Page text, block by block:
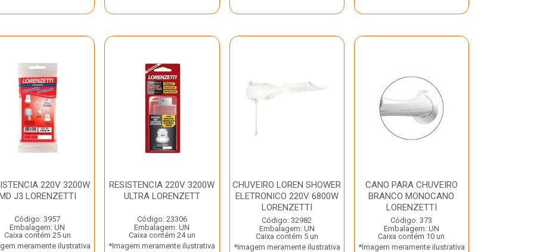
220V 3200W
J3 LORENZETTI
Código: 3957
Embalagem: UN
Caixa contém 25 un
meramente ilustrativa
RESISTENCIA 220V 3200W
ULTRA LORENZETT
Código: 23306
Embalagem: UN
Caixa contém 24 un
*Imagem meramente ilustrativa
CHUVEIRO LOREN SHOWER
ELETRONICO 220V 6800W
LORENZETTI
Código: 32982
Embalagem: UN
Caixa contém 5 un
*Imagem meramente ilustrativa
CANO PARA CHUVEIRO
BRANCO MONOCANO
LORENZETTI
Código: 373
Embalagem: UN
Caixa contém 10 un
*Imagem meramente ilustrativa